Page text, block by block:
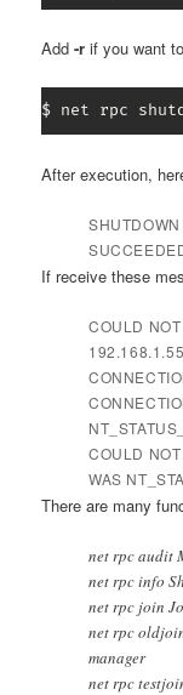
Add-r if you want
$ net rpc
After execution,
If receive these
COULD
192.168.1.55
COULD
WAS
There are many
net rpc audit
net rpc info
net rpc join
net rpc
manager
net rpc